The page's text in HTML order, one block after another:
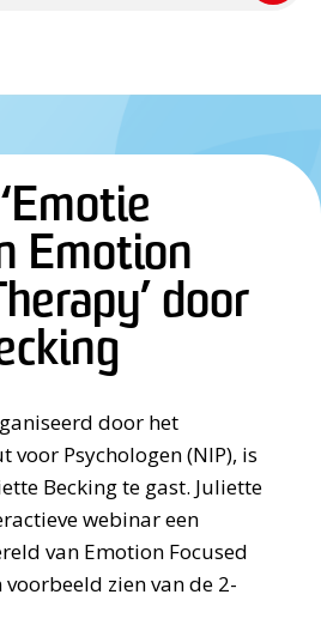
Emotion
door
door het
Psychologen (NIP), is
Becking te gast. Juliette
webinar een
van Emotion Focused
zien van de 2-